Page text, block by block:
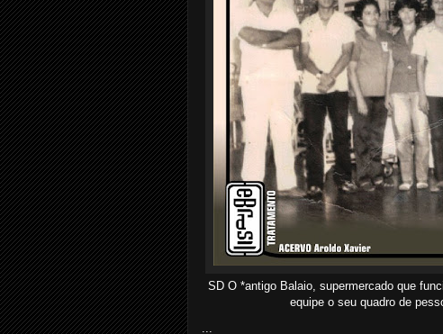
SD O *antigo Balaio, supermercado que
equipe o seu quadro de